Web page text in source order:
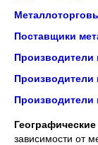
Поставщики
Производители
Производители
Производители
зависимости от